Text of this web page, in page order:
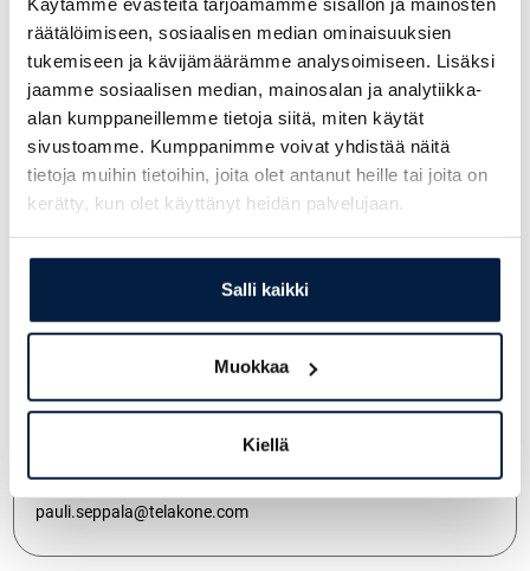
räätälöimiseen, sosiaalisen median ominaisuuksien
tukemiseen ja kävijämäärämme analysoimiseen. Lisäksi
jaamme sosiaalisen median, mainosalan ja analytiikka-
alan kumppaneillemme tietoja siitä, miten käytät
sivustoamme. Kumppanimme voivat yhdistää näitä
tietoja muihin tietoihin, joita olet antanut heille tai joita on
kerätty, kun olet käyttänyt heidän palvelujaan.
Salli kaikki
Muokkaa
Kiellä
Miikka Läntinen
+358 405244966
miikka.lantinen@telakone.com
pekka.heikkinen@telakone.com
pauli.seppala@telakone.com